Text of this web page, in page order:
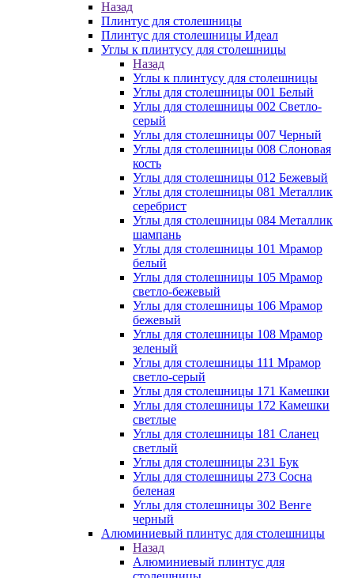
Назад
Плинтус для столешницы
Плинтус для столешницы Идеал
Углы к плинтусу для столешницы
Назад
Углы к плинтусу для столешницы
Углы для столешницы 001 Белый
Углы для столешницы 002 Светло-
серый
Углы для столешницы 007 Черный
Углы для столешницы 008 Слоновая
кость
Углы для столешницы 012 Бежевый
Углы для столешницы 081 Металлик
серебрист
Углы для столешницы 084 Металлик
шампань
Углы для столешницы 101 Мрамор
белый
Углы для столешницы 105 Мрамор
светло-бежевый
Углы для столешницы 106 Мрамор
бежевый
Углы для столешницы 108 Мрамор
зеленый
Углы для столешницы 111 Мрамор
светло-серый
Углы для столешницы 171 Камешки
Углы для столешницы 172 Камешки
светлые
Углы для столешницы 181 Сланец
светлый
Углы для столешницы 231 Бук
Углы для столешницы 273 Сосна
беленая
Углы для столешницы 302 Венге
черный
Алюминиевый плинтус для столешницы
Назад
Алюминиевый плинтус для